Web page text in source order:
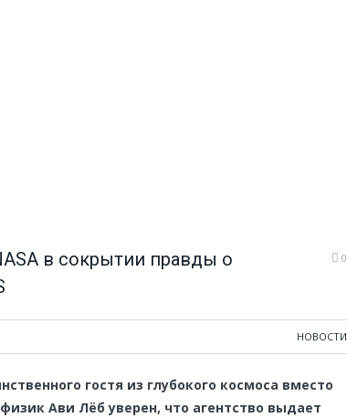
в сокрытии правды о
0
НОВОСТИ
гостя из глубокого космоса вместо
Ави Лёб уверен, что агентство выдает